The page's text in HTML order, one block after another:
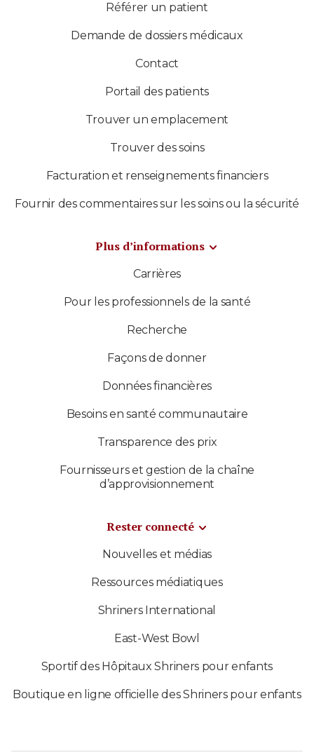
Référer un patient
Demande de dossiers médicaux
Contact
Portail des patients
Trouver un emplacement
Trouver des soins
Facturation et renseignements financiers
Fournir des commentaires sur les soins ou la sécurité
Plus d’informations
Carrières
Pour les professionnels de la santé
Recherche
Façons de donner
Données financières
Besoins en santé communautaire
Transparence des prix
Fournisseurs et gestion de la chaîne
d’approvisionnement
Rester connecté
Nouvelles et médias
Ressources médiatiques
Shriners International
East-West Bowl
Sportif des Hôpitaux Shriners pour enfants
Boutique en ligne officielle des Shriners pour enfants